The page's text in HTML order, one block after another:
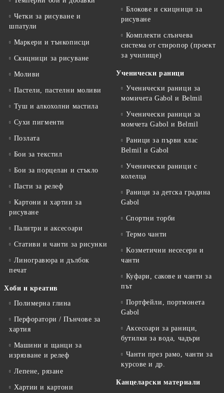
Четки за рисуване и
шпатули
Маркери и тънкописци
Скицници за рисуване
Моливи
Пастели, пастелни моливи
Туш и алкохолни мастила
Сухи пигменти
Позлата
Бои за текстил
Бои за порцелан и стъкло
Пасти за релеф
Картони и хартии за
рисуване
Палитри и аксесоари
Стативи и чанти за рисунки
Линогравюра и дълбок
печат
Хоби и креатив
Полимерна глина
Перфоратори / Пънчове за
хартия
Машини и щанци за
изрязване и релеф
Лепене, рязане
Хартии и картони
Блокове и скицници за
рисуване
Комплекти слънчева
система от стиропор (проект
за училище)
Ученически раници
Ученически раници за
момичета Gabol и Belmil
Ученически раници за
момчета Gabol и Belmil
Раници за първи клас
Belmil и Gabol
Ученически раници с
колелца
Раници за детска градина
Gabol
Спортни торби
Термо чанти
Kозметични несесери и
чанти
Куфари, сакове и чанти за
път
Портфейли, портмонета
Gabol
Аксесоари за раници,
бутилки за вода, чадъри
Чанти през рамо, чанти за
курсове и др.
Канцеларски материали